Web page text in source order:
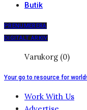
Butik
PRENUMERERA
DIGITALT ARKIV
Varukorg (0)
Your go to resource for
Work With Us